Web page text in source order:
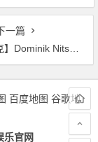
一篇
：不在乎输赢的一线锦标赛牌手
百度地图 谷歌地
乐官网